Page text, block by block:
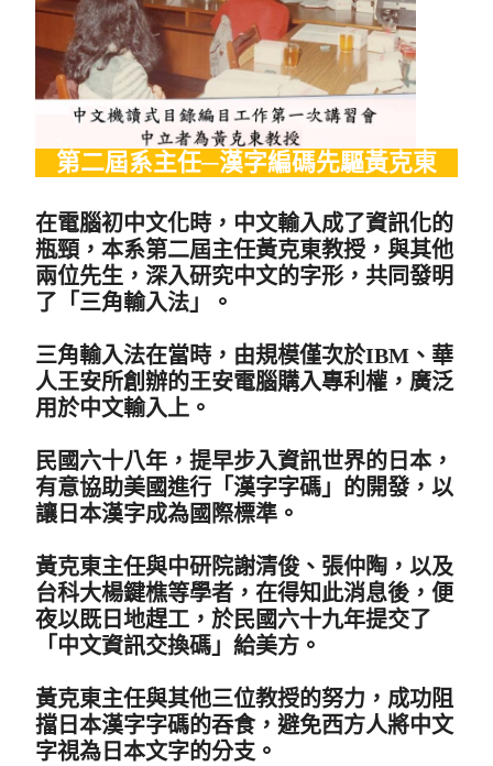
第二屆系主任─漢字編碼先驅黃克東
在電腦初中文化時，中文輸入成了資訊化的
瓶頸，本系第二屆主任黃克東教授，與其他
兩位先生，深入研究中文的字形，共同發明
了「三角輸入法」。
三角輸入法在當時，由規模僅次於IBM、華
人王安所創辦的王安電腦購入專利權，廣泛
用於中文輸入上。
民國六十八年，提早步入資訊世界的日本，
有意協助美國進行「漢字字碼」的開發，以
讓日本漢字成為國際標準。
黃克東主任與中研院謝清俊、張仲陶，以及
台科大楊鍵樵等學者，在得知此消息後，便
夜以既日地趕工，於民國六十九年提交了
「中文資訊交換碼」給美方。
黃克東主任與其他三位教授的努力，成功阻
擋日本漢字字碼的吞食，避免西方人將中文
字視為日本文字的分支。